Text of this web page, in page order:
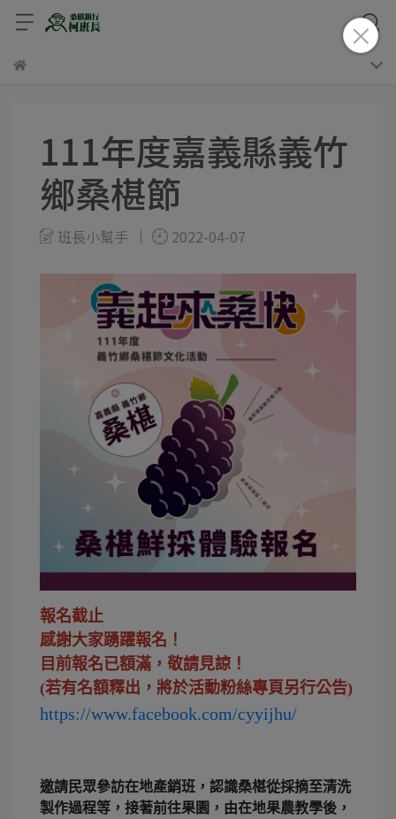
111年度嘉義縣義竹
鄉桑椹節
班長小幫手 2022-04-07
報名截止
感謝大家踴躍報名！
目前報名已額滿，敬請見諒！
(若有名額釋出，將於活動粉絲專頁另行公告)
https://www.facebook.com/cyyijhu/
邀請民眾參訪在地產銷班，認識桑椹從採摘至清洗
製作過程等，接著前往果園，由在地果農教學後，